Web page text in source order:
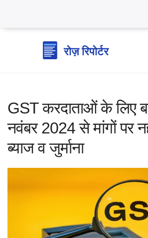
GST करदाताओं के लिए
नवंबर 2024 से मांगों पर
ब्याज व जुर्माना